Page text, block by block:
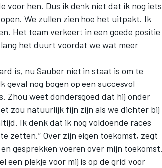
voor hen. Dus ik denk niet dat ik nog iets
We zullen zien hoe het uitpakt. Ik
Het team verkeert in een goede positie
het duurt voordat we wat meer
is, nu Sauber niet in staat is om te
nog bogen op een succesvol
. Zhou weet dondersgoed dat hij onder
zou natuurlijk fijn zijn als we dichter bij
Ik denk dat ik nog voldoende races
zetten.” Over zijn eigen toekomst, zegt
gesprekken voeren over mijn toekomst.
een plekje voor mij is op de grid voor